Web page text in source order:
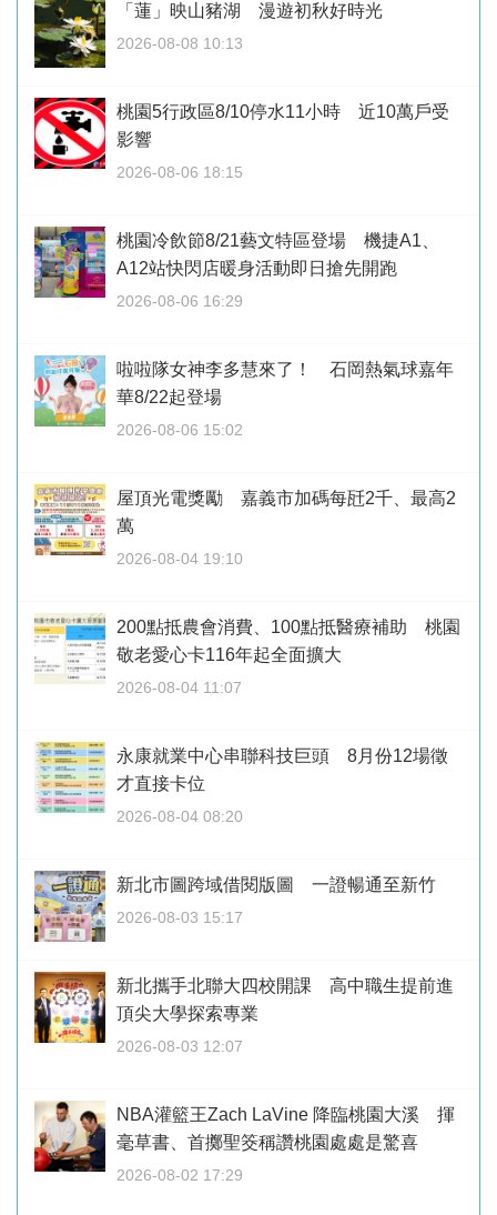
「蓮」映山豬湖 漫遊初秋好時光
2026-08-08 10:13
桃園5行政區8/10停水11小時 近10萬戶受
影響
2026-08-06 18:15
桃園冷飲節8/21藝文特區登場 機捷A1、
A12站快閃店暖身活動即日搶先開跑
2026-08-06 16:29
啦啦隊女神李多慧來了！ 石岡熱氣球嘉年
華8/22起登場
2026-08-06 15:02
屋頂光電獎勵 嘉義市加碼每瓩2千、最高2
萬
2026-08-04 19:10
200點抵農會消費、100點抵醫療補助 桃園
敬老愛心卡116年起全面擴大
2026-08-04 11:07
永康就業中心串聯科技巨頭 8月份12場徵
才直接卡位
2026-08-04 08:20
新北市圖跨域借閱版圖 一證暢通至新竹
2026-08-03 15:17
新北攜手北聯大四校開課 高中職生提前進
頂尖大學探索專業
2026-08-03 12:07
NBA灌籃王Zach LaVine 降臨桃園大溪 揮
毫草書、首擲聖筊稱讚桃園處處是驚喜
2026-08-02 17:29